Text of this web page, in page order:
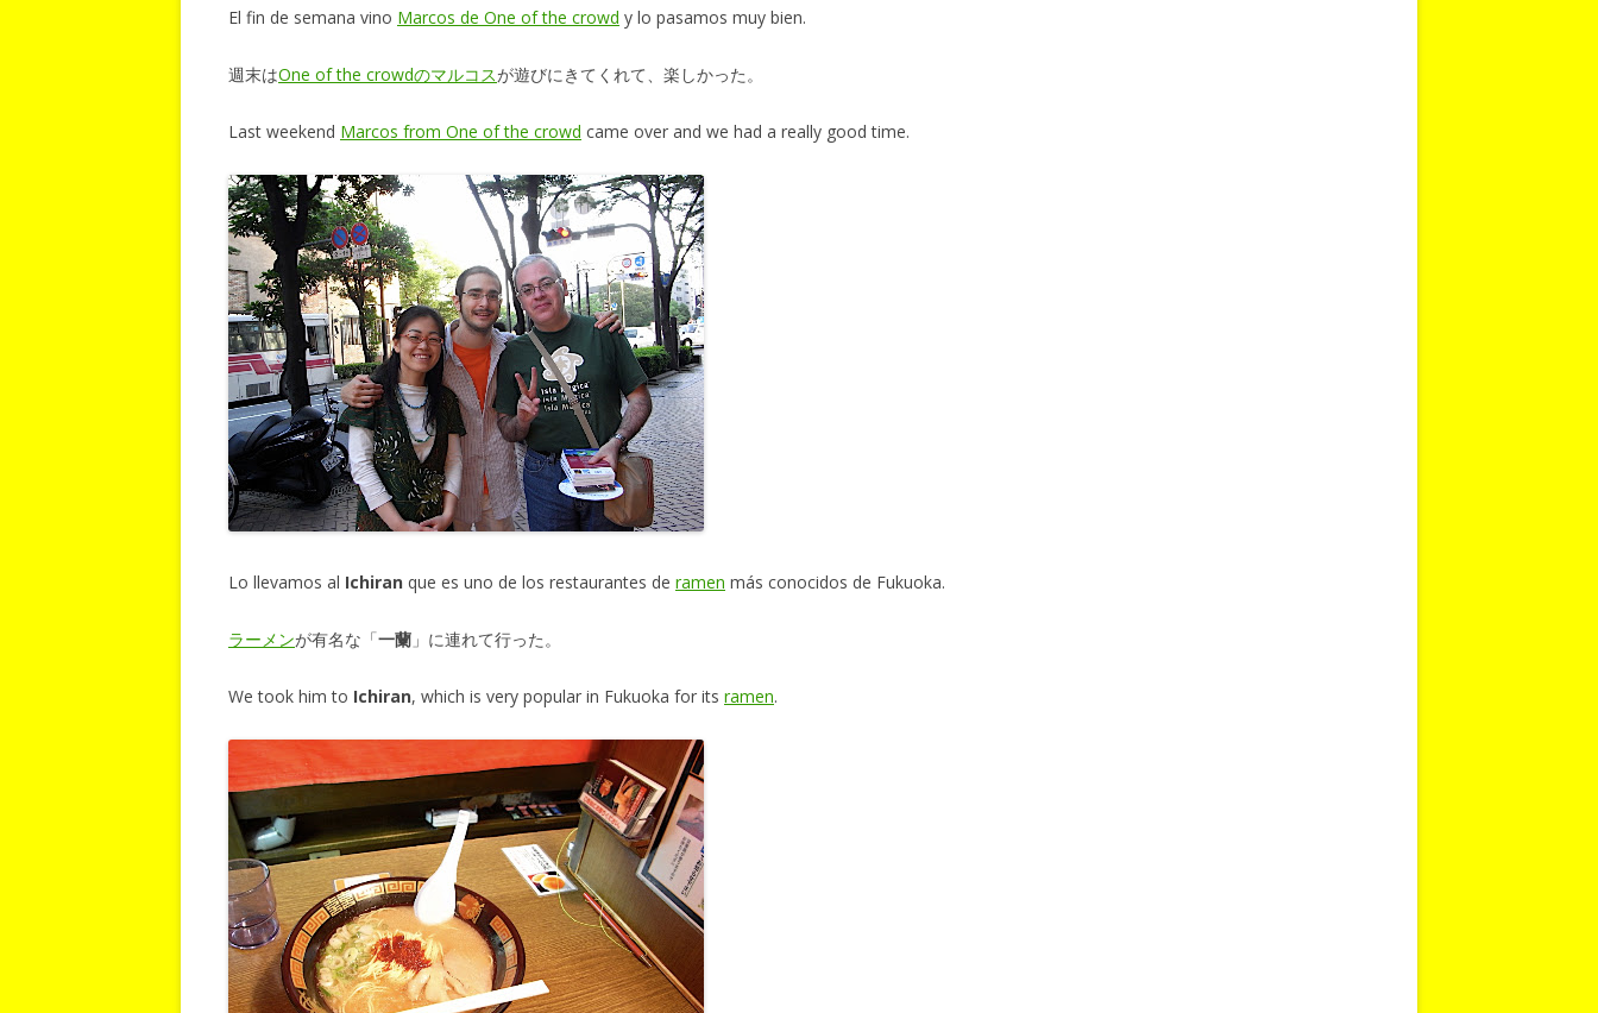
El fin de semana vino Marcos de One of the crowd y lo pasamos muy bien.
週末はOne of the crowdのマルコスが遊びにきてくれて、楽しかった。
Last weekend Marcos from One of the crowd came over and we had a really good time.
Lo llevamos al Ichiran que es uno de los restaurantes de ramen más conocidos de Fukuoka.
ラーメンが有名な「一蘭 」に連れて行った。
We took him to Ichiran, which is very popular in Fukuoka for its ramen.